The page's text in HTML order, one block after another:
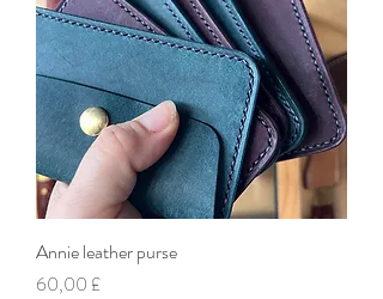
Annie leather purse
Preço
60,00 £